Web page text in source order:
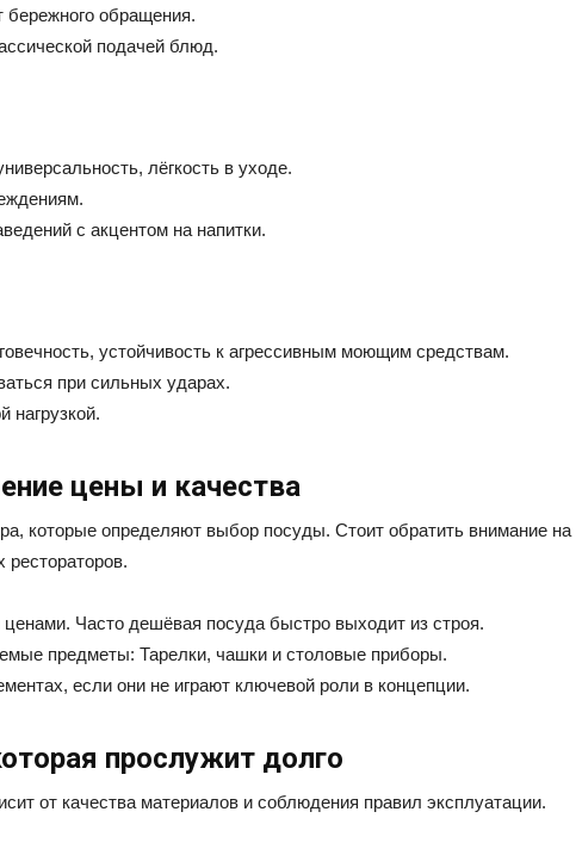
бережного обращения.
подачей блюд.
лёгкость в уходе.
с акцентом на напитки.
устойчивость к агрессивным моющим средствам.
при сильных ударах.
нагрузкой.
цены и качества
которые определяют выбор посуды. Стоит обратить внимание на
Часто дешёвая посуда быстро выходит из строя.
предметы: Тарелки, чашки и столовые приборы.
если они не играют ключевой роли в концепции.
прослужит долго
от качества материалов и соблюдения правил эксплуатации.